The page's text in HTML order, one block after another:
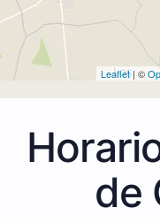
Leaflet| ©
de